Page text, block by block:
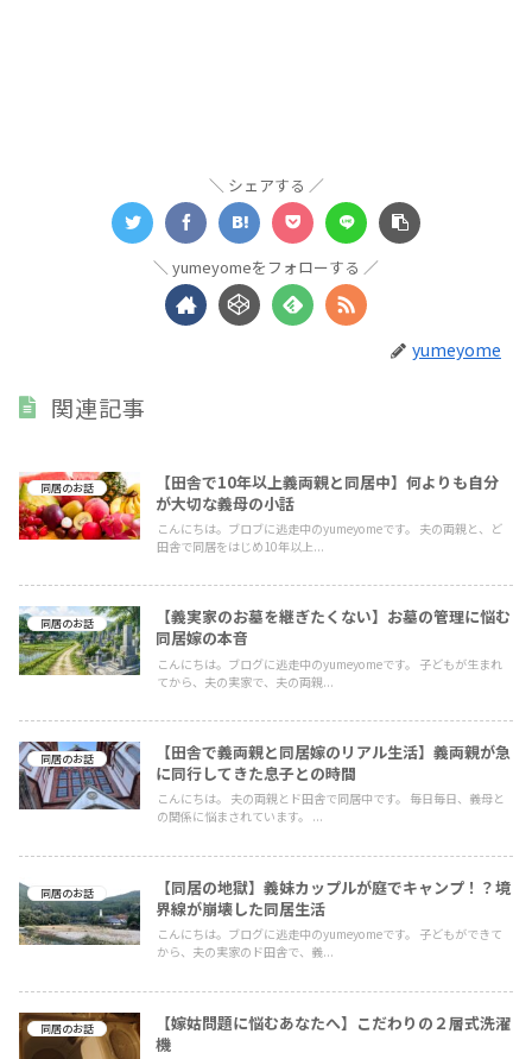
シェアする
yumeyomeをフォローする
yumeyome
関連記事
同居のお話
【田舎で10年以上義両親と同居中】何よりも自分
が大切な義母の小話
こんにちは。ブロブに逃走中のyumeyomeです。 夫の両親と、ど
田舎で同居をはじめ10年以上...
同居のお話
【義実家のお墓を継ぎたくない】お墓の管理に悩む
同居嫁の本音
こんにちは。ブログに逃走中のyumeyomeです。 子どもが生まれ
てから、夫の実家で、夫の両親...
同居のお話
【田舎で義両親と同居嫁のリアル生活】義両親が急
に同行してきた息子との時間
こんにちは。 夫の両親とド田舎で同居中です。 毎日毎日、義母と
の関係に悩まされています。 ...
同居のお話
【同居の地獄】義妹カップルが庭でキャンプ！？境
界線が崩壊した同居生活
こんにちは。ブログに逃走中のyumeyomeです。 子どもができて
から、夫の実家のド田舎で、義...
同居のお話
【嫁姑問題に悩むあなたへ】こだわりの２層式洗濯
機